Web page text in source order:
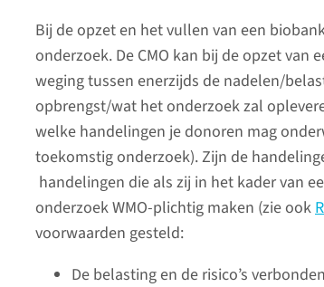
Bij de opzet en het vullen van een
onderzoek. De CMO kan bij de opzet
weging tussen enerzijds de nadelen/
opbrengst/wat het onderzoek zal
welke handelingen je donoren mag
toekomstig onderzoek). Zijn de
handelingen die als zij in het kader van
onderzoek WMO-plichtig maken (zie ook
voorwaarden gesteld:
De belasting en de risico’s
is een lokale commissie van het
niet-WMO onderzoek beoordeelt (alleen voor